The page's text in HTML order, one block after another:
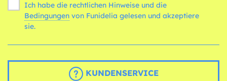
Ich habe die rechtlichen Hinweise und die
Bedingungen
sie.
KUNDENSERVICE